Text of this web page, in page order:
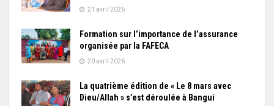
21 avril 2026
Formation sur l’importance de l’assurance
organisée par la FAFECA
20 avril 2026
La quatrième édition de « Le 8 mars avec
Dieu/Allah » s’est déroulée à Bangui